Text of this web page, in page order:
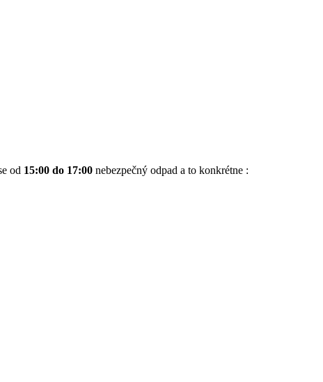
od 15:00 do 17:00 nebezpečný odpad a to konkrétne :